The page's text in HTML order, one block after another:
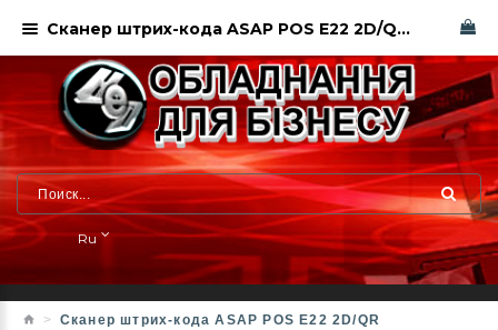
Ru
Сканер штрих-кода ASAP POS E22 2D/QR
Сканер штрих-кода ASAP POS E22 2D/QR Компания НЕО